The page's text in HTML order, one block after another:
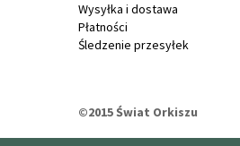
Wysyłka i dostawa
Płatności
Śledzenie przesyłek
©2015 Świat Orkiszu